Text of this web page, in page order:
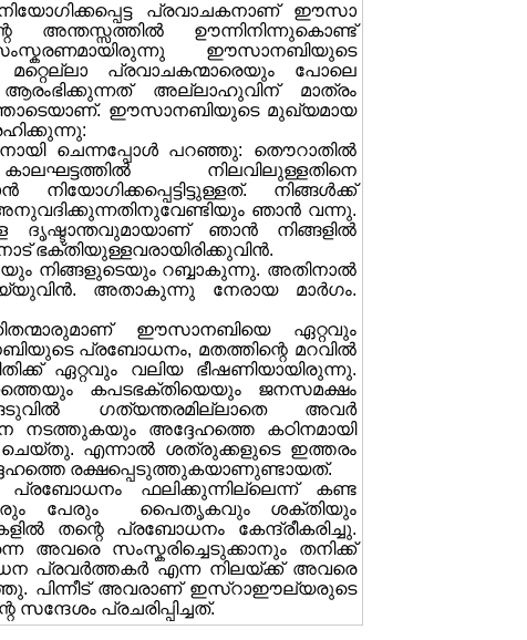
പ്രവാചകനാണ് ഈസാ
അന്തസ്സത്തില്‍ ഊന്നിനിന്നുകൊണ്ട്
ഈസാനബിയുടെ
പ്രവാചകന്മാരെയും പോലെ
അല്ലാഹുവിന് മാത്രം
ഈസാനബിയുടെ മുഖ്യമായ
ചെന്നപ്പോള്‍ പറഞ്ഞു: തൌറാതില്‍
നിലവിലുള്ളതിനെ
നിങ്ങള്‍ക്ക്
അനുവദിക്കുന്നതിനുവേണ്ടിയും ഞാന്‍ വന്നു.
ദൃഷ്ടാന്തവുമായാണ് ഞാന്‍ നിങ്ങളില്‍
ഭക്തിയുള്ളവരായിരിക്കുവിന്‍.
നിങ്ങളുടെയും റബ്ബാകുന്നു. അതിനാല്‍
അതാകുന്നു നേരായ മാര്‍ഗം.
ഈസാനബിയെ ഏറ്റവും
പ്രബോധനം, മതത്തിന്റെ മറവില്‍
ഏറ്റവും വലിയ ഭീഷണിയായിരുന്നു.
കപടഭക്തിയെയും ജനസമക്ഷം
ഗത്യന്തരമില്ലാതെ അവര്‍
അദ്ദേഹത്തെ കഠിനമായി
എന്നാല്‍ ശത്രുക്കളുടെ ഇത്തരം
രക്ഷപ്പെടുത്തുകയാണുണ്ടായത്.
പ്രബോധനം ഫലിക്കുന്നില്ലെന്ന് കണ്ട
പേരും പൈതൃകവും ശക്തിയും
തന്റെ പ്രബോധനം കേന്ദ്രീകരിച്ചു.
സംസ്കരിച്ചെടുക്കാനും തനിക്ക്
പ്രവര്‍ത്തകര്‍ എന്ന നിലയ്ക്ക് അവരെ
പിന്നീട് അവരാണ് ഇസ്റാഈല്യരുടെ
പ്രചരിപ്പിച്ചത്.